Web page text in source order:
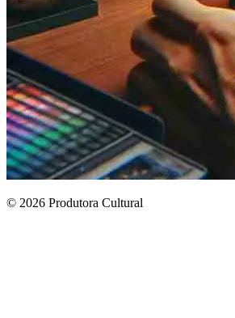
© 2026 Produtora Cultural